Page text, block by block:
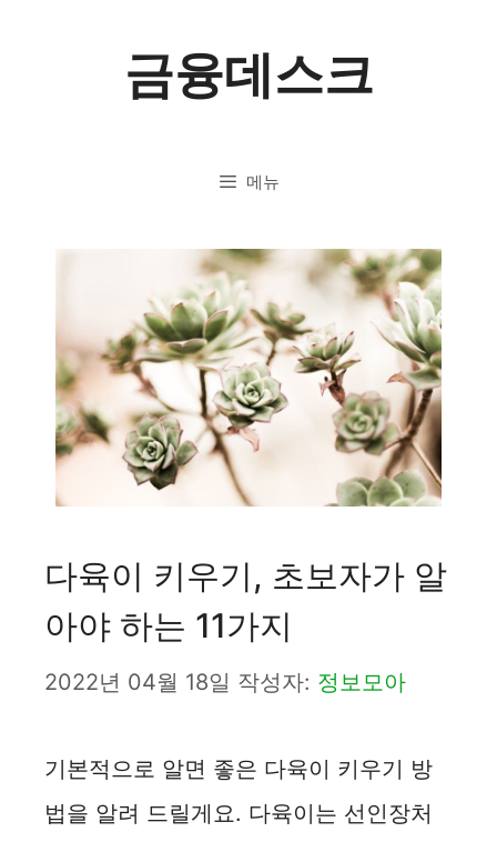
금융데스크
메뉴
다육이 키우기, 초보자가 알
아야 하는 11가지
2022년 04월 18일 작성자: 정보모아
기본적으로 알면 좋은 다육이 키우기 방
법을 알려 드릴게요. 다육이는 선인장처